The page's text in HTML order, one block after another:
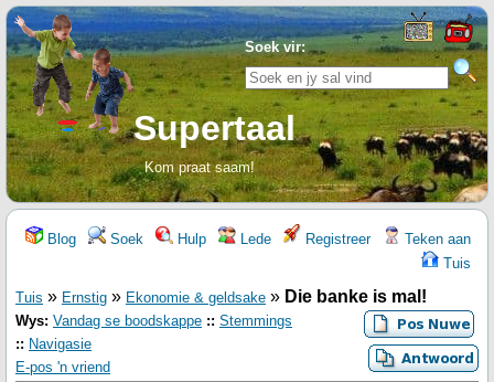
Soek vir:
Supertaal
Kom praat saam!
Blog Soek Hulp Lede Registreer
Teken aan
Tuis
Tuis » Ernstig » Ekonomie & geldsake » Die banke is mal!
Wys: Vandag se boodskappe :: Stemmings
:: Navigasie
E-pos 'n vriend